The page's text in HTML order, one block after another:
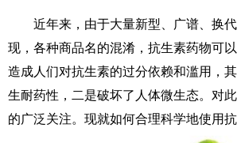
近年来，由于大量新型、广谱、换代
现，各种商品名的混淆，抗生素药物可
造成人们对抗生素的过分依赖和滥用，
生耐药性，二是破坏了人体微生态。对
的广泛关注。现就如何合理科学地使用抗